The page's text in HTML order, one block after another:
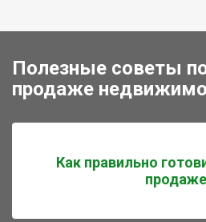
Полезные советы
продаже
Как правильно